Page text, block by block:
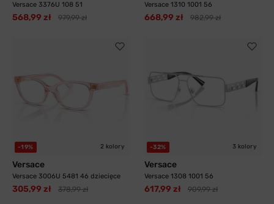
Versace 3376U 108 51
568,99 zł 979,99 zł
Versace 1310 1001 56
668,99 zł 982,99 zł
-19% 2 kolory
Versace
Versace 3006U 5481 46 dziecięce
305,99 zł 378,99 zł
-32% 3 kolory
Versace
Versace 1308 1001 56
617,99 zł 909,99 zł